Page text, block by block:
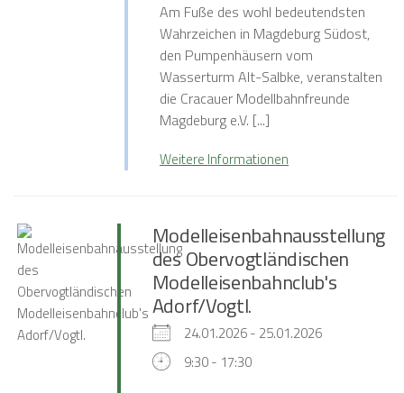
Am Fuße des wohl bedeutendsten
Wahrzeichen in Magdeburg Südost,
den Pumpenhäusern vom
Wasserturm Alt-Salbke, veranstalten
die Cracauer Modellbahnfreunde
Magdeburg e.V. [...]
Weitere Informationen
Modelleisenbahnausstellung
des Obervogtländischen
Modelleisenbahnclub's
Adorf/Vogtl.
24.01.2026 - 25.01.2026
9:30 - 17:30